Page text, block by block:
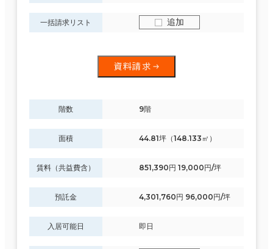
一括請求リスト 追加
資料請求
階数 9階
面積 44.81坪（148.133㎡）
賃料（共益費含） 851,390円 19,000円/坪
預託金 4,301,760円 96,000円/坪
入居可能日 即日